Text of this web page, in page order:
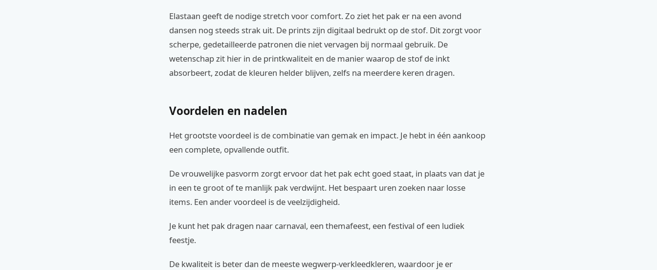
Elastaan geeft de nodige stretch voor comfort. Zo ziet het pak er na een avond
dansen nog steeds strak uit. De prints zijn digitaal bedrukt op de stof. Dit zorgt voor
scherpe, gedetailleerde patronen die niet vervagen bij normaal gebruik. De
wetenschap zit hier in de printkwaliteit en de manier waarop de stof de inkt
absorbeert, zodat de kleuren helder blijven, zelfs na meerdere keren dragen.
Voordelen en nadelen
Het grootste voordeel is de combinatie van gemak en impact. Je hebt in één aankoop
een complete, opvallende outfit.
De vrouwelijke pasvorm zorgt ervoor dat het pak echt goed staat, in plaats van dat je
in een te groot of te manlijk pak verdwijnt. Het bespaart uren zoeken naar losse
items. Een ander voordeel is de veelzijdigheid.
Je kunt het pak dragen naar carnaval, een themafeest, een festival of een ludiek
feestje.
De kwaliteit is beter dan de meeste wegwerp-verkleedkleren, waardoor je er